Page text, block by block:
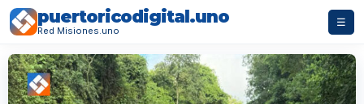
puertoricodigital.uno
Red Misiones.uno
☰